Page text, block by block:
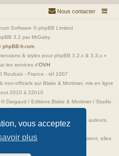
vous acceptez
plus
Nous contacter
Software © phpBB Limited
3.2 par MrGaby
phpBB-fr.com
& styles pour phpBB 3.2.x & 3.3.x »
les services d’OVH
Roubaix - France - tél 1007
officiels sur Blake & Mortimer, mis en ligne
2010 à 22h10
Dargaud / Editions Blake & Mortimer / Studio
sont la propriété exclusive de leurs auteurs,
et/ou éditeurs.
Si les propriétaires le désirent, elles